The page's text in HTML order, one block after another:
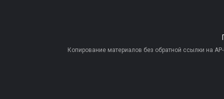
Копирование материалов без обратной ссылки на